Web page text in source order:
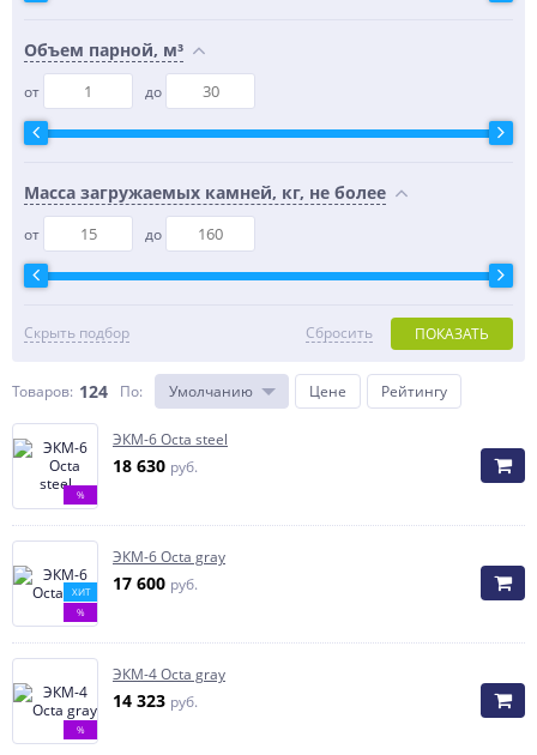
Объем парной, м³
от до
Масса загружаемых камней, кг, не более
от до
Скрыть подбор ПОКАЗАТЬ
Сбросить
Товаров: 124 По: Умолчанию Цене Рейтингу
%
ЭКМ-6 Octa steel
18 630 руб.
ХИТ
%
ЭКМ-6 Octa gray
17 600 руб.
%
ЭКМ-4 Octa gray
14 323 руб.